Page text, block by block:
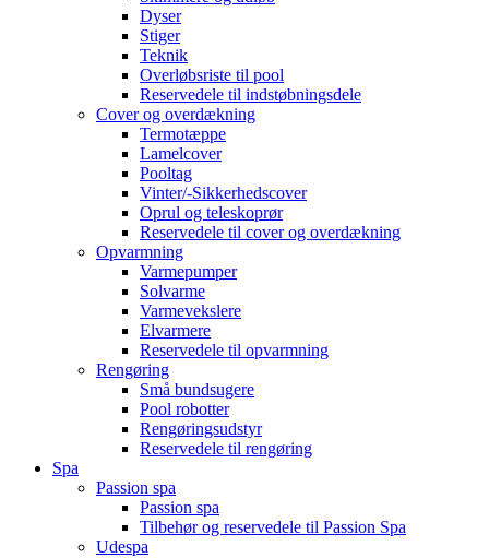
Dyser
Stiger
Teknik
Overløbsriste til pool
Reservedele til indstøbningsdele
Cover og overdækning
Termotæppe
Lamelcover
Pooltag
Vinter/-Sikkerhedscover
Oprul og teleskoprør
Reservedele til cover og overdækning
Opvarmning
Varmepumper
Solvarme
Varmevekslere
Elvarmere
Reservedele til opvarmning
Rengøring
Små bundsugere
Pool robotter
Rengøringsudstyr
Reservedele til rengøring
Spa
Passion spa
Passion spa
Tilbehør og reservedele til Passion Spa
Udespa